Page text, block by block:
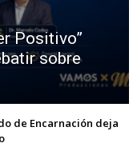
Positivo”
sobre
de Encarnación deja